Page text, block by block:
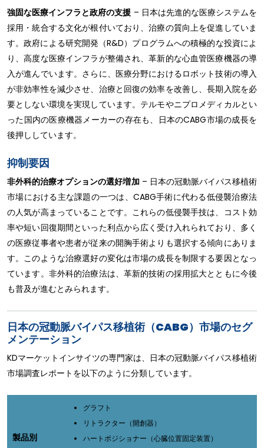
強固な医療インフラと政府の支援 – 日本は先進的な医療システムを
採用・統合する文化が根付いており、治療の質向上を促進していま
す。政府による研究開発（R&D）プログラムへの積極的な投資によ
り、高度な医療インフラが整備され、革新的な心血管医療機器の導
入が進んでいます。さらに、医療分野におけるロボット技術の導入
が非効率性を減少させ、治療と回復の効率を改善し、長期入院を必
要としない環境を実現しています。テルモやニプロメディカルとい
った国内の医療機器メーカーの存在も、日本のCABG市場の成長を
後押ししています。
抑制要因
非外科的治療オプションの選好増加– 日本の冠動脈バイパス移植術
市場における主な課題の一つは、CABG手術に代わる低侵襲治療法
の人気が高まっていることです。これらの低侵襲手技は、コスト効
率や短い回復期間といった利点から広く受け入れられており、多く
の医療従事者や患者が従来の開胸手術よりも選択する傾向にありま
す。このような治療選好の変化は市場の成長を制限する要因となっ
ています。非外科的治療法は、革新的技術の採用拡大とともに今後
も普及が進むとみられます。
日本の冠動脈バイパス移植術（CABG）市場のセグ
メンテーション
KDマーケットインサイツの専門家は、日本の冠動脈バイパス移植術
市場調査レポートを以下のように分類しています。
製品別
グラフト
リトラクター（開創器）
ハートポジショナー（心臓位置固定装置）